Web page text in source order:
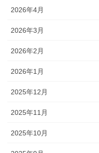
2026年4月
2026年3月
2026年2月
2026年1月
2025年12月
2025年11月
2025年10月